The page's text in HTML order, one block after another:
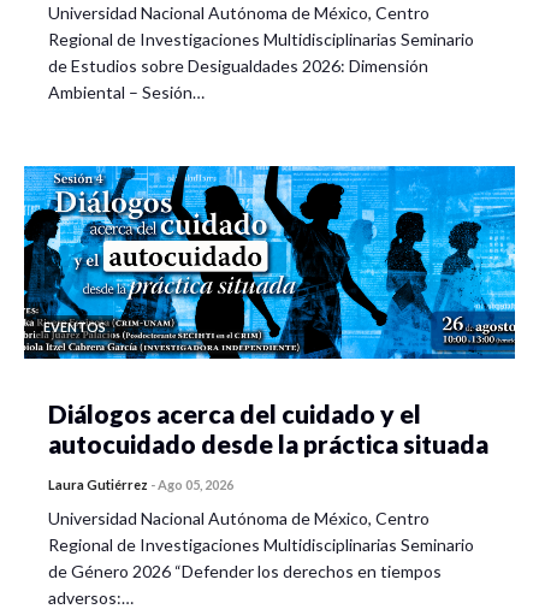
Universidad Nacional Autónoma de México, Centro
Regional de Investigaciones Multidisciplinarias Seminario
de Estudios sobre Desigualdades 2026: Dimensión
Ambiental – Sesión…
EVENTOS
Diálogos acerca del cuidado y el
autocuidado desde la práctica situada
Laura Gutiérrez -Ago 05, 2026
Universidad Nacional Autónoma de México, Centro
Regional de Investigaciones Multidisciplinarias Seminario
de Género 2026 “Defender los derechos en tiempos
adversos:…